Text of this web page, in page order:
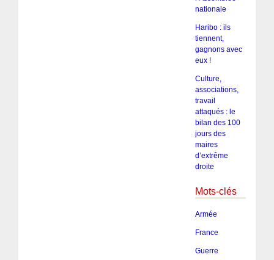
nationale
Haribo : ils
tiennent,
gagnons avec
eux !
Culture,
associations,
travail
attaqués : le
bilan des 100
jours des
maires
d’extrême
droite
Mots-clés
Armée
France
Guerre